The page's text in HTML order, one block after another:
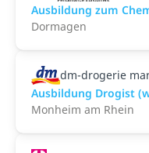
Ausbildung zum
Dormagen
dm-drogerie
Ausbildung Drogist
Monheim am Rhein